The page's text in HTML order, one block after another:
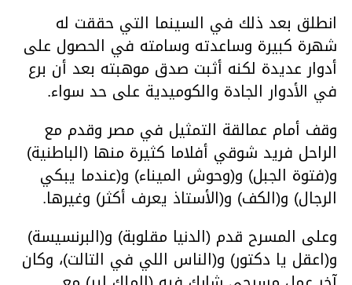
انطلق بعد ذلك في السينما التي حققت له
شهرة كبيرة وساعدته وسامته في الحصول على
أدوار عديدة لكنه أثبت صدق موهبته بعد أن برع
في الأدوار الجادة والكوميدية على حد سواء.
وقف أمام عمالقة التمثيل في مصر وقدم مع
الراحل فريد شوقي أفلاما كثيرة منها (الباطنية)
و(فتوة الجبل) و(وحوش الميناء) و(عندما يبكي
الرجال) و(الكف) و(الأستاذ يعرف أكثر) وغيرها.
وعلى المسرح قدم (الدنيا مقلوبة) و(البرنسيسة)
و(اعقل يا دكتور) و(الناس اللي في التالت)، وكان